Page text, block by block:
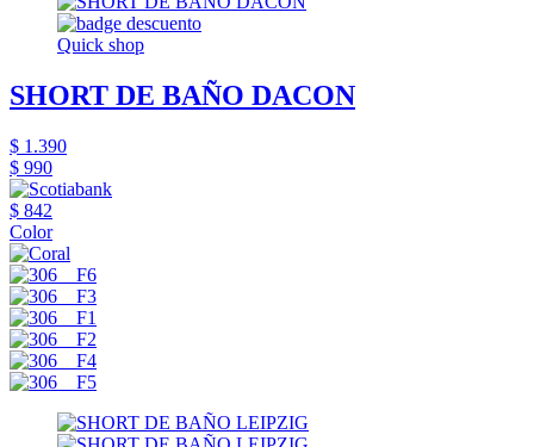
Quick shop
SHORT DE BAÑO DACON
$ 1.390
$ 990
$ 842
Color